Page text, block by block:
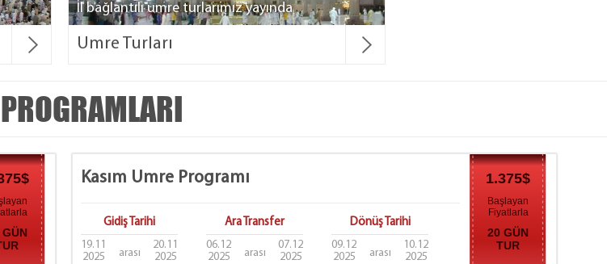
İl bağlantılı umre turlarımız yayında
Umre Turları
Kasım Umre Programı
Gidiş Tarihi
19.11
2025
arası
20.11
2025
Ara Transfer
06.12
2025
arası
07.12
2025
Dönüş Tarihi
09.12
2025
arası
10.12
2025
1.375$
Başlayan
Fiyatlarla
20 GÜN
TUR